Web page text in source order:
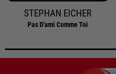
STEPHAN EICHER
Pas D'ami Comme Toi